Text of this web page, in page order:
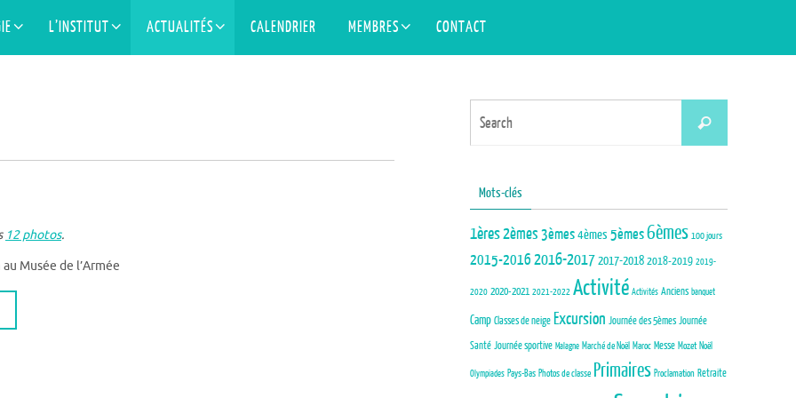
L’INSTITUT ACTUALITÉS CALENDRIER MEMBRES CONTACT
12 photos.
Musée de l’Armée
Search
Mots-clés
1ères2èmes 3èmes4èmes 5èmes6èmes 100 jours
2015-2016 2016-2017 2017-2018 2018-2019 2019-
2020 2020-2021 2021-2022 Activité Activités Anciens banquet
Camp Classes de neige Excursion Journée des 5èmes Journée
Santé Journée sportive Malagne Marché de Noël Maroc Messe Mozet Noël
Olympiades Pays-Bas Photos de classe Primaires Proclamation Retraite